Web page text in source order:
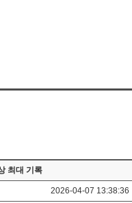
최대 기록
2026-04-07 13:38:36